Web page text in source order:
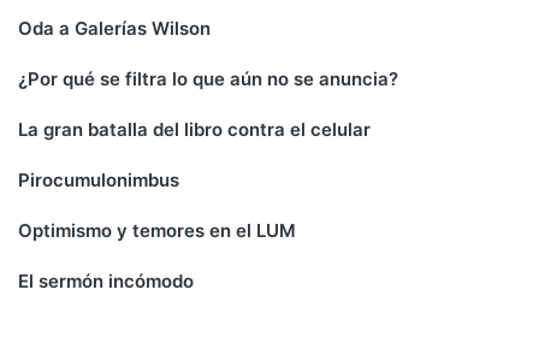
Oda a Galerías Wilson
¿Por qué se filtra lo que aún no se anuncia?
La gran batalla del libro contra el celular
Pirocumulonimbus
Optimismo y temores en el LUM
El sermón incómodo